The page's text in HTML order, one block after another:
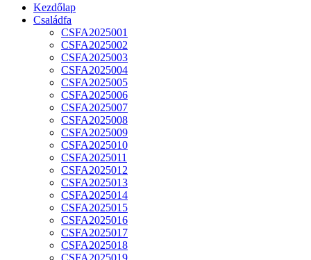
Kezdőlap
Családfa
CSFA2025001
CSFA2025002
CSFA2025003
CSFA2025004
CSFA2025005
CSFA2025006
CSFA2025007
CSFA2025008
CSFA2025009
CSFA2025010
CSFA2025011
CSFA2025012
CSFA2025013
CSFA2025014
CSFA2025015
CSFA2025016
CSFA2025017
CSFA2025018
CSFA2025019